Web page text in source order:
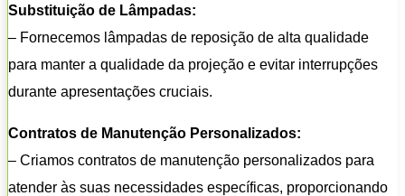
Substituição de Lâmpadas:
– Fornecemos lâmpadas de reposição de alta qualidade
para manter a qualidade da projeção e evitar interrupções
durante apresentações cruciais.
Contratos de Manutenção Personalizados:
– Criamos contratos de manutenção personalizados para
atender às suas necessidades específicas, proporcionando